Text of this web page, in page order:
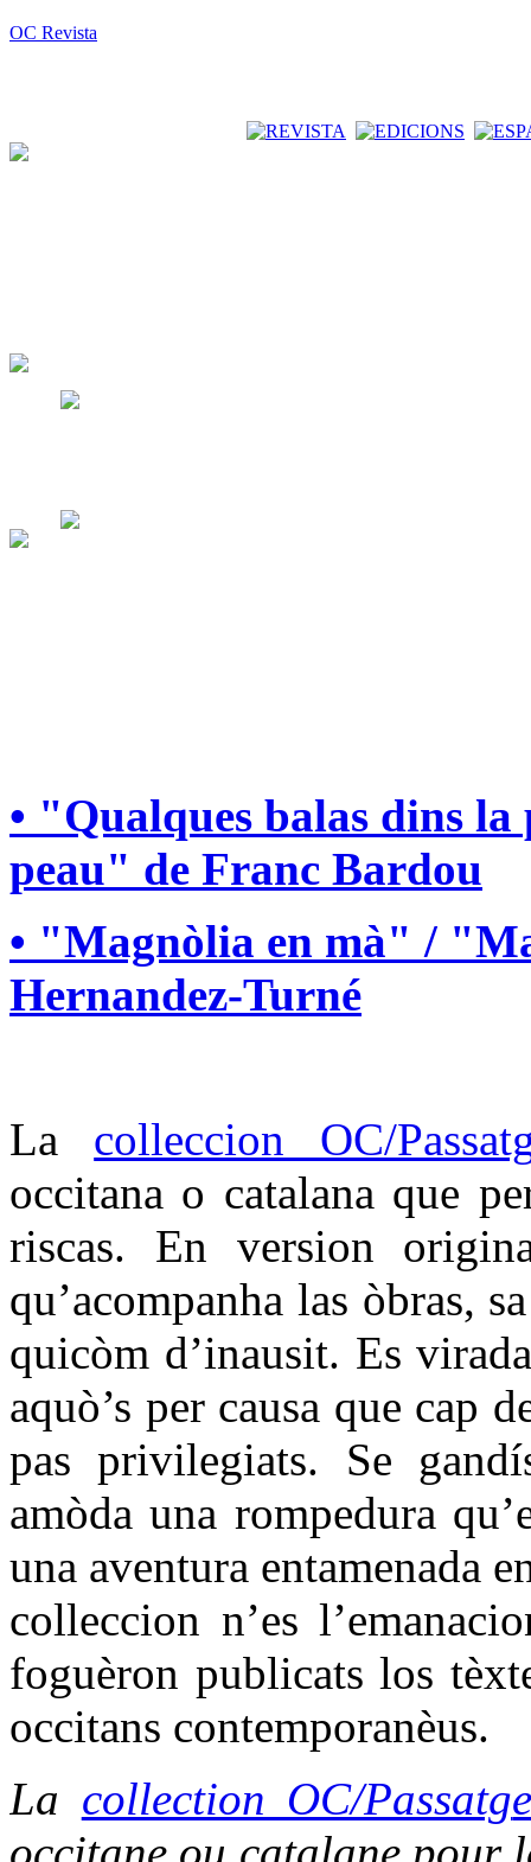
OC Revista
• "Qualques balas dins
peau" de Franc Bardou
• "Magnòlia en mà" /
Hernandez-Turné
La colleccion OC/
occitana o catalana que
riscas. En version
qu’acompanha las òbras,
quicòm d’inausit. Es
aquò’s per causa que cap
pas privilegiats. Se
amòda una rompedura
una aventura entamenada
colleccion n’es
foguèron publicats los
occitans contemporanèus.
La collection OC/Passatg